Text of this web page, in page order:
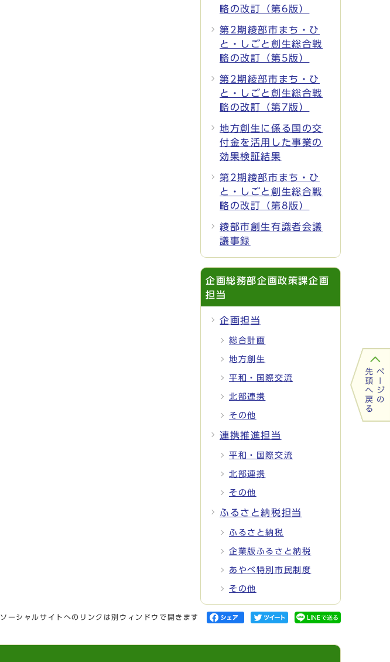
略の改訂（第6版）
第2期綾部市まち・ひ
と・しごと創生総合戦
略の改訂（第5版）
第2期綾部市まち・ひ
と・しごと創生総合戦
略の改訂（第7版）
地方創生に係る国の交
付金を活用した事業の
効果検証結果
第2期綾部市まち・ひ
と・しごと創生総合戦
略の改訂（第8版）
綾部市創生有識者会議
議事録
企画総務部企画政策課企画
担当
企画担当
総合計画
地方創生
平和・国際交流
北部連携
その他
連携推進担当
平和・国際交流
北部連携
その他
ふるさと納税担当
ふるさと納税
企業版ふるさと納税
あやべ特別市民制度
その他
ソーシャルサイトへのリンクは別ウィンドウで開きます